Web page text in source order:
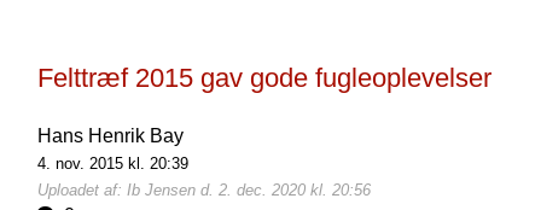
Felttræf 2015 gav gode fugleoplevelser
Hans Henrik Bay
4. nov. 2015 kl. 20:39
Uploadet af: Ib Jensen d. 2. dec. 2020 kl. 20:56